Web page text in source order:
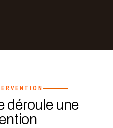
déroule une